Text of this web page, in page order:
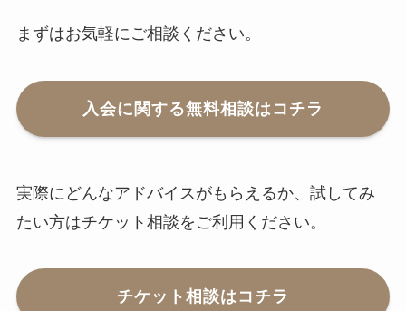
まずはお気軽にご相談ください。
入会に関する無料相談はコチラ
実際にどんなアドバイスがもらえるか、試してみ
たい方はチケット相談をご利用ください。
チケット相談はコチラ